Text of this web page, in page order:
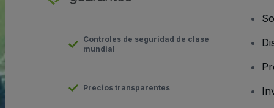
Controles de seguridad de clase
mundial
Precios transparentes